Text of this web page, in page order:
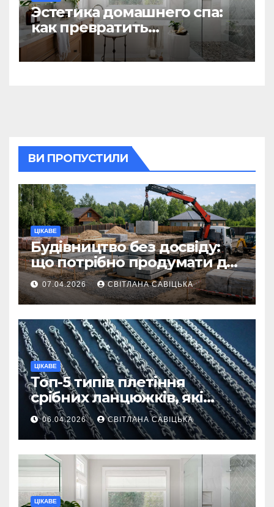
Эстетика домашнего спа:
как превратить
ежедневную гигиену в
восстанавливающий
ВИ ПРОПУСТИЛИ
ЦІКАВЕ
Будівництво без досвіду:
що потрібно продумати до
першої доставки на
ділянку
07.04.2026 СВІТЛАНА САВІЦЬКА
ЦІКАВЕ
Топ-5 типів плетіння
срібних ланцюжків, які
вважаються
найнадійнішими
06.04.2026 СВІТЛАНА САВІЦЬКА
ЦІКАВЕ